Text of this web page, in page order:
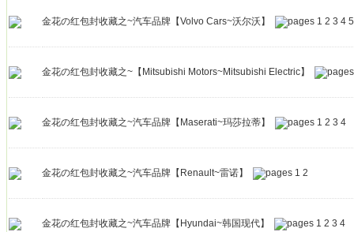
金花の红包封收藏之~汽车品牌【Volvo Cars~沃尔沃】 1 2 3 4 5
金花の红包封收藏之~【Mitsubishi Motors~Mitsubishi Electric】
金花の红包封收藏之~汽车品牌【Maserati~玛莎拉蒂】 1 2 3 4
金花の红包封收藏之~汽车品牌【Renault~雷诺】 1 2
金花の红包封收藏之~汽车品牌【Hyundai~韩国现代】 1 2 3 4